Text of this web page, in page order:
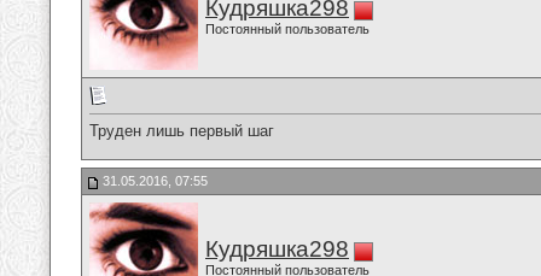
Кудряшка298
Постоянный пользователь
Труден лишь первый шаг
31.05.2016, 07:55
Кудряшка298
Постоянный пользователь